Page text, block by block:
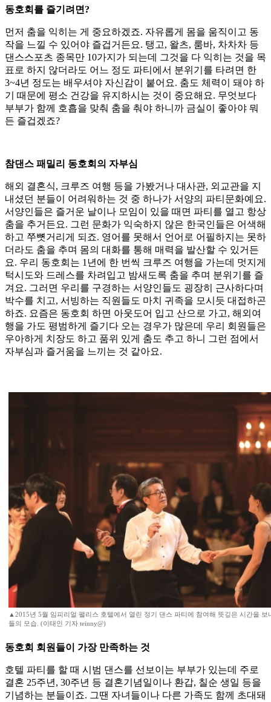
동호회를 즐기려면?
먼저 춤을 익히는 게 중요하겠죠. 자유롭게 몸을 움직이고 동
작을 느낄 수 있어야 즐겁거든요. 탱고, 왈츠, 룸바, 차차차 등
댄스스포츠 종목만 10가지가 되는데 그것을 다 익히는 것을 목
표로 하지 않더라도 어느 정도 파티에서 분위기를 타려면 한
3~4년 정도는 배우셔야 자신감이 붙어요. 춤도 체력이 돼야 하
기 때문에 평소 건강을 유지하시는 것이 중요해요. 무엇보다
부부가 함께 호흡을 맞춰 춤을 춰야 하니까 금실이 좋아야 뭐
든 즐겁겠죠?
참댄스 패밀리 동호회의 자부심
해외 결혼식, 크루즈 여행 등을 가봤거나 대사관, 외교관을 지
내셨던 분들이 어려워하는 것 중 하나가 서양의 파티문화예요.
서양인들은 즐거운 날이나 모임이 있을 때면 파티를 열고 항상
춤을 추거든요. 그런 문화가 익숙하지 않은 한국인들은 어색해
하고 쭈뼛거리게 되죠. 영어를 못해서 언어로 어필하지는 못하
더라도 춤을 추며 몸의 대화를 통해 매력을 발산할 수 있거든
요. 우리 동호회는 1년에 한 번씩 크루즈 여행을 가는데 멋지게
턱시도와 드레스를 차려입고 밤새도록 춤을 추며 분위기를 즐
겨요. 그러면 우리를 구경하는 서양인들도 굉장히 근사하다며
박수를 치고, 서빙하는 직원들도 마치 귀족을 모시듯 대접하곤
하죠. 요즘은 동호회 하면 아웃도어 입고 산으로 가고, 해외여
행을 가도 평범하게 즐기다 오는 경우가 많은데 우리 회원들은
우아하게 치장도 하고 품위 있게 춤도 추고 하니 그런 점에서
자부심과 즐거움을 느끼는 것 같아요.
▲2015년 5월 임피리얼 팰리스 호텔에서 열린 정기 댄스 파티에 참여해 뜻깊은 시간을 보
들의 모습. (이태인 기자 teinny@)
동호회 회원들이 가장 만족하는 것
호텔 파티를 할 때 시범 댄스를 선보이는 부부가 있는데 주로
결혼 25주년, 30주년 등 결혼기념일이나 환갑, 칠순 생일 등을
기념하는 분들이죠. 그땐 자녀들이나 다른 가족도 함께 초대돼